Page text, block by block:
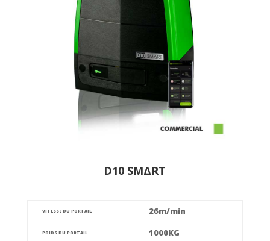
D10 SMΔRT
VITESSE DU PORTAIL 26m/min
POIDS DU PORTAIL 1000KG